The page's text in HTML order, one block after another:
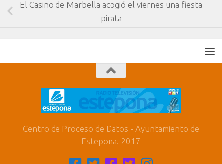
El Casino de Marbella acogió el viernes una fiesta
pirata
Centro de Proceso de Datos - Ayuntamiento de
Estepona. 2017